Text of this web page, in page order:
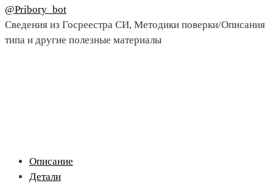
@Pribory_bot
Сведения из Госреестра СИ, Методики поверки/Описания
типа и другие полезные материалы
Описание
Детали